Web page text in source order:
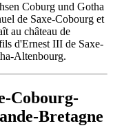
Coburg und Gotha
de Saxe-Cobourg et
au château de
d'Ernest III de Saxe-
Altenbourg.
Cobourg-
Bretagne